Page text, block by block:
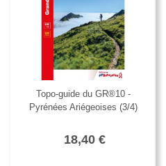
Topo-guide du GR®10 -
Pyrénées Ariégeoises (3/4)
18,40 €